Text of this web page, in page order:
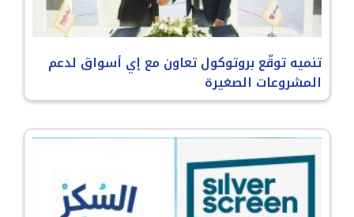
تنميه توقّع بروتوكول تعاون مع إي أسواق لدعم
المشروعات الصغيرة